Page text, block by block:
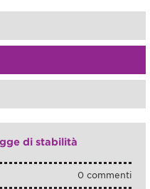
di stabilità
0 commenti